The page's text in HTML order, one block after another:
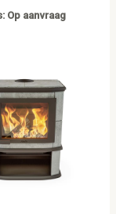
Op aanvraag